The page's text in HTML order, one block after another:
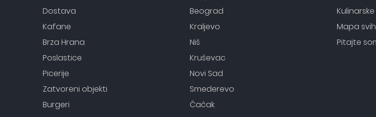
Dostava
Kafane
Brza Hrana
Poslastice
Picerije
Zatvoreni objekti
Burgeri
Beograd
Kraljevo
Niš
Kruševac
Novi Sad
Smederevo
Čačak
Mapa
Pitajte